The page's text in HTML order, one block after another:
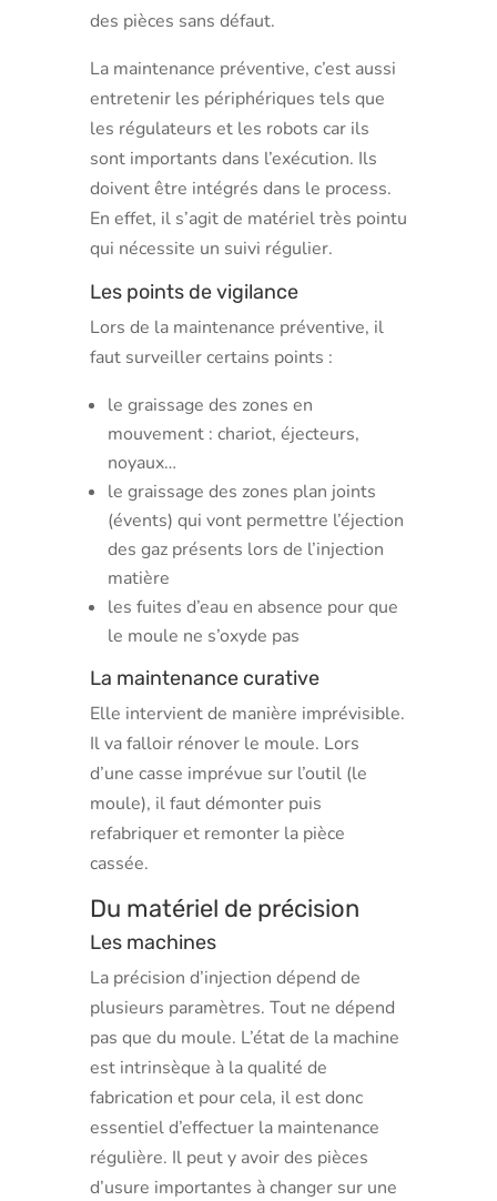
des pièces sans défaut.
La maintenance préventive, c’est aussi
entretenir les périphériques tels que
les régulateurs et les robots car ils
sont importants dans l’exécution. Ils
doivent être intégrés dans le process.
En effet, il s’agit de matériel très pointu
qui nécessite un suivi régulier.
Les points de vigilance
Lors de la maintenance préventive, il
faut surveiller certains points :
le graissage des zones en
mouvement : chariot, éjecteurs,
noyaux…
le graissage des zones plan joints
(évents) qui vont permettre l’éjection
des gaz présents lors de l’injection
matière
les fuites d’eau en absence pour que
le moule ne s’oxyde pas
La maintenance curative
Elle intervient de manière imprévisible.
Il va falloir rénover le moule. Lors
d’une casse imprévue sur l’outil (le
moule), il faut démonter puis
refabriquer et remonter la pièce
cassée.
Du matériel de précision
Les machines
La précision d’injection dépend de
plusieurs paramètres. Tout ne dépend
pas que du moule. L’état de la machine
est intrinsèque à la qualité de
fabrication et pour cela, il est donc
essentiel d’effectuer la maintenance
régulière. Il peut y avoir des pièces
d’usure importantes à changer sur une